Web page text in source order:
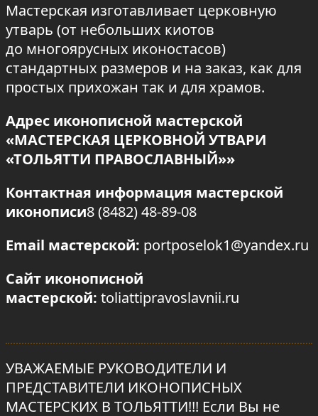
Мастерская изготавливает церковную
утварь (от небольших киотов
до многоярусных иконостасов)
стандартных размеров и на заказ, как для
простых прихожан так и для храмов.
Адрес иконописной мастерской
«МАСТЕРСКАЯ ЦЕРКОВНОЙ УТВАРИ
«ТОЛЬЯТТИ ПРАВОСЛАВНЫЙ»»
Контактная информация мастерской
иконописи8 (8482) 48-89-08
Email мастерской: portposelok1@yandex.ru
Сайт иконописной
мастерской: toliattipravoslavnii.ru
УВАЖАЕМЫЕ РУКОВОДИТЕЛИ И
ПРЕДСТАВИТЕЛИ ИКОНОПИСНЫХ
МАСТЕРСКИХ В ТОЛЬЯТТИ!!! Если Вы не